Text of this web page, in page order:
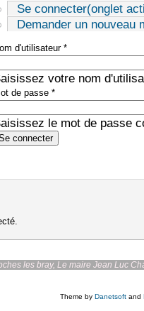
Se connecter(onglet
Demander un nouveau
d'utilisateur*
votre nom
de passe *
le mot de passe
de bazoches les
Theme by Danetsoft and